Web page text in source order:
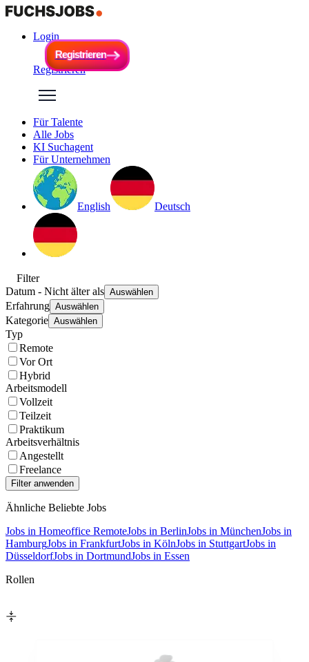
Login
Registrieren
Registrieren
Registrieren
Für Talente
Alle Jobs
KI Suchagent
Für Unternehmen
English Deutsch
Filter
Datum - Nicht älter als Auswählen
Erfahrung Auswählen
Kategorie Auswählen
Typ
Remote
Vor Ort
Hybrid
Arbeitsmodell
Vollzeit
Teilzeit
Praktikum
Arbeitsverhältnis
Angestellt
Freelance
Ähnliche Beliebte Jobs
Jobs in Homeoffice RemoteJobs in BerlinJobs in MünchenJobs in
HamburgJobs in FrankfurtJobs in KölnJobs in StuttgartJobs in
DüsseldorfJobs in DortmundJobs in Essen
Rollen